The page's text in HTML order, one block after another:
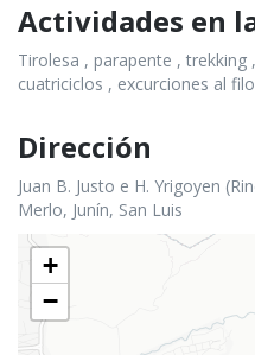
Actividades en
Tirolesa , parapente , trekking
cuatriciclos , excurciones al
Dirección
Juan B. Justo e H. Yrigoyen
Merlo, Junín, San Luis
+
−